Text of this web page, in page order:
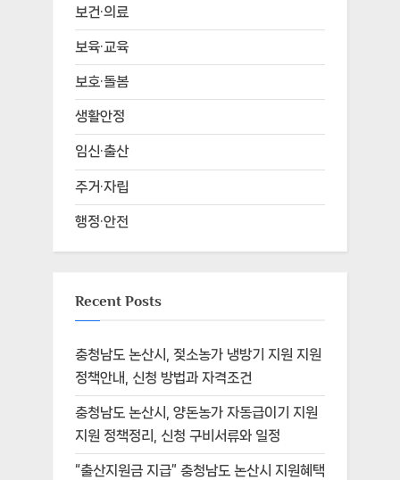
보건·의료
보육·교육
보호·돌봄
생활안정
임신·출산
주거·자립
행정·안전
Recent Posts
충청남도 논산시, 젖소농가 냉방기 지원 지원
정책안내, 신청 방법과 자격조건
충청남도 논산시, 양돈농가 자동급이기 지원
지원 정책정리, 신청 구비서류와 일정
“출산지원금 지급” 충청남도 논산시 지원혜택